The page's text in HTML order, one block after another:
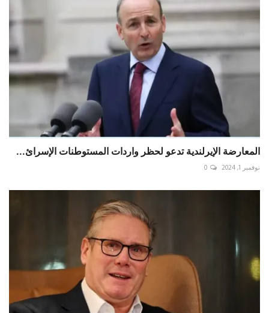
المعارضة الإيرلندية تدعو لحظر واردات المستوطنات الإسرائ...
نوفمبر 1, 2024 0